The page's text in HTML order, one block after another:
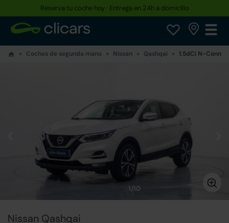
Reserva tu coche hoy · Entrega en 24h a domicilio
Coches de segunda mano Nissan Qashqai 1.5dCi N-
1/10
Nissan Qashqai